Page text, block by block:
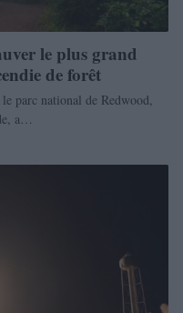
le plus grand
de forêt
parc national de Redwood,
a…